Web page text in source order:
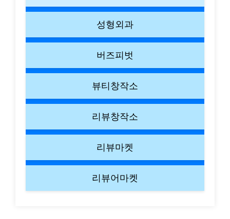
성형외과
버즈피벗
뷰티창작소
리뷰창작소
리뷰마켓
리뷰어마켓